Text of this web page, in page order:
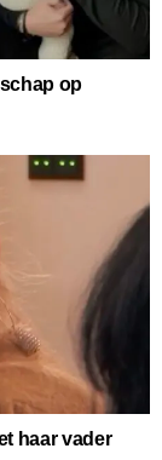
op
haar vader